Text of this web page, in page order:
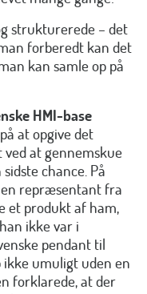
strukturerede – det
forberedt kan det
kan samle op på
HMI-base
at opgive det
at gennemskue
chance. På
en repræsentant fra
et produkt af ham,
ikke var i
pendant til
ikke umuligt uden en
forklarede, at der